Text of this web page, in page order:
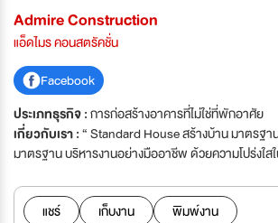
Admire Construction
แอ็ดไมร คอนสตรัคชั่น
Facebook
ประเภทธุรกิจ :การก่อสร้างอาคารที่ไม่ใช่ที่พักอาศัย
เกี่ยวกับเรา :“ Standard House สร้างบ้าน มาตรฐา
มาตรฐาน บริหารงานอย่างมืออาชีพ ด้วยความโปร่งใส
แชร์ เก็บงาน
พิมพ์งาน